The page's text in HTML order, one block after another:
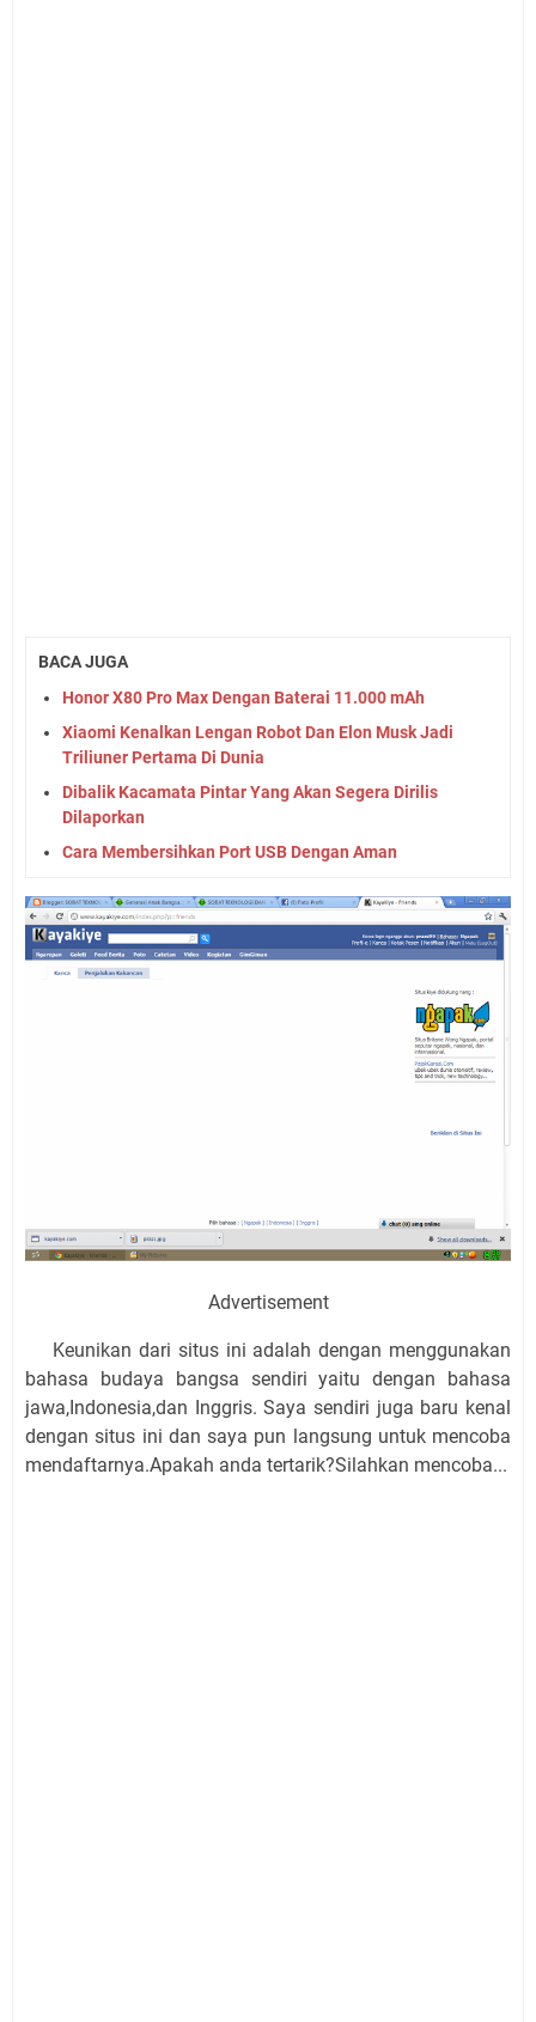
BACA JUGA
Honor X80 Pro Max Dengan Baterai 11.000 mAh
Xiaomi Kenalkan Lengan Robot Dan Elon Musk Jadi
Triliuner Pertama Di Dunia
Dibalik Kacamata Pintar Yang Akan Segera Dirilis
Dilaporkan
Cara Membersihkan Port USB Dengan Aman
Advertisement
Keunikan dari situs ini adalah dengan menggunakan
bahasa budaya bangsa sendiri yaitu dengan bahasa
jawa,Indonesia,dan Inggris. Saya sendiri juga baru kenal
dengan situs ini dan saya pun langsung untuk mencoba
mendaftarnya.Apakah anda tertarik?Silahkan mencoba...